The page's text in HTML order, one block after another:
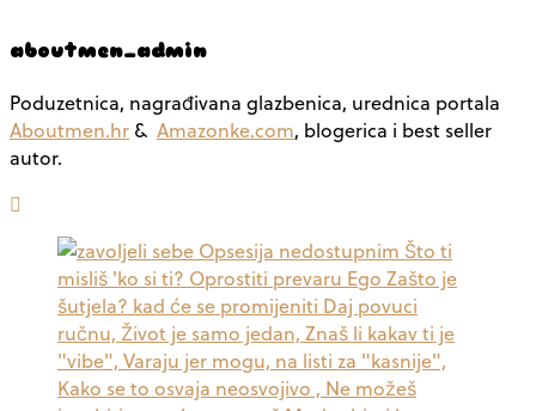
aboutmen_admin
Poduzetnica, nagrađivana glazbenica, urednica portala
Aboutmen.hr & Amazonke.com, blogerica i best seller
autor.